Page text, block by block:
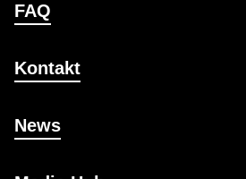
FAQ
Kontakt
News